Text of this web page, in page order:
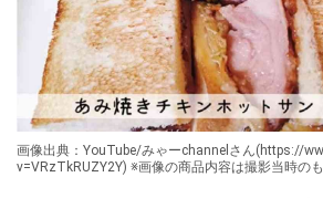
画像出典：YouTube/みゃーchannelさん(https://
v=VRzTkRUZY2Y) ※画像の商品内容は撮影当時の